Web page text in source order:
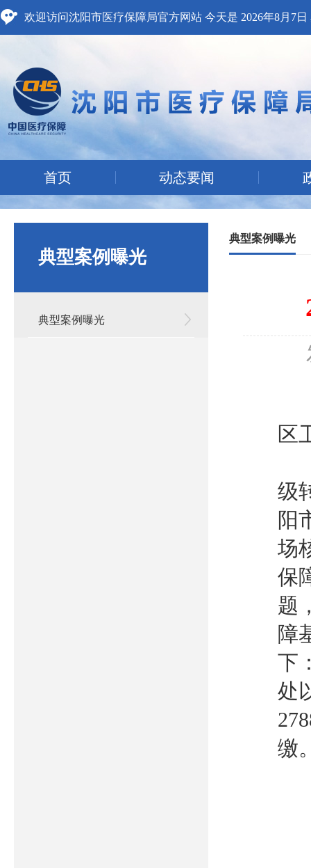
欢迎访问沈阳市医疗保障局官方网站 今天是 2026年8月7
首页 动态要闻
典型案例曝光
典型案例曝光
典型案例曝光
区
级
阳
场
保
题
障
下
处
缴